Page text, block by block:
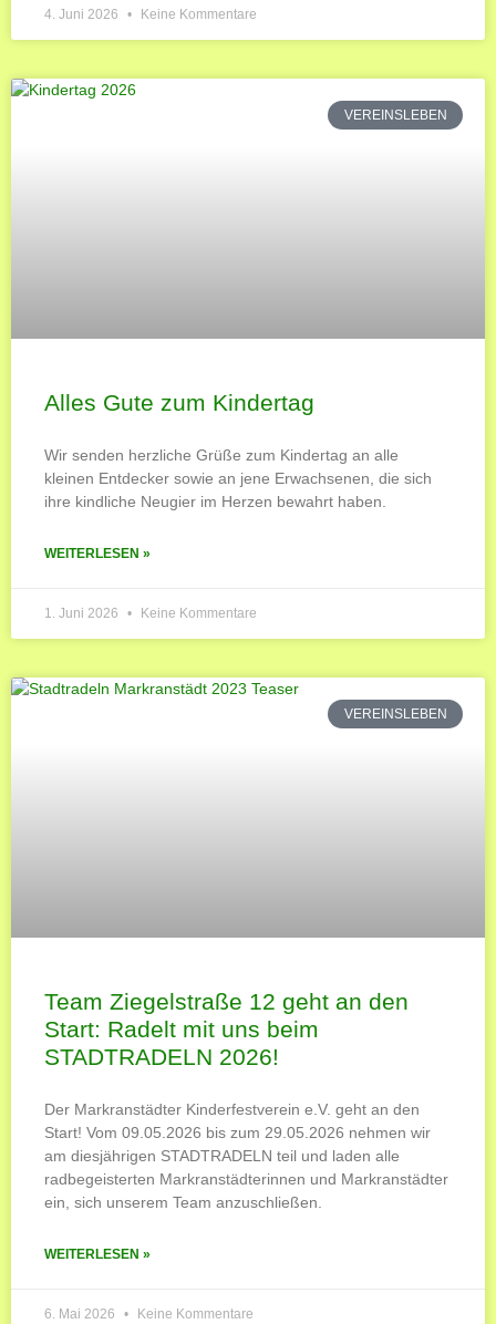
4. Juni 2026 Keine Kommentare
VEREINSLEBEN
Alles Gute zum Kindertag
Wir senden herzliche Grüße zum Kindertag an alle
kleinen Entdecker sowie an jene Erwachsenen, die sich
ihre kindliche Neugier im Herzen bewahrt haben.
WEITERLESEN »
1. Juni 2026 Keine Kommentare
VEREINSLEBEN
Team Ziegelstraße 12 geht an den
Start: Radelt mit uns beim
STADTRADELN 2026!
Der Markranstädter Kinderfestverein e.V. geht an den
Start! Vom 09.05.2026 bis zum 29.05.2026 nehmen wir
am diesjährigen STADTRADELN teil und laden alle
radbegeisterten Markranstädterinnen und Markranstädter
ein, sich unserem Team anzuschließen.
WEITERLESEN »
6. Mai 2026 Keine Kommentare